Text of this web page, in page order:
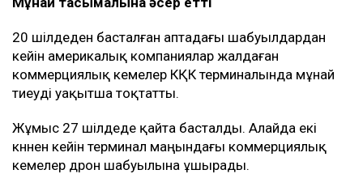
20 шілдеден басталған аптадағы шабуылдардан
кейін америкалық компаниялар жалдаған
коммерциялық кемелер КҚК терминалында мұнай
тиеуді уақытша тоқтатты.
Жұмыс 27 шілдеде қайта басталды. Алайда екі
күннен кейін терминал маңындағы коммерциялық
кемелер дрон шабуылына ұшырады.